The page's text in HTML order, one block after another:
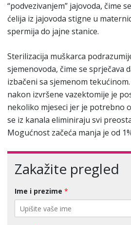
“podvezivanjem” jajovoda, čime
ćelija iz jajovoda stigne u
spermija do jajne stanice.
Sterilizacija muškarca
sjemenovoda, čime se sprječava
izbačeni sa sjemenom
nakon izvršene vazektomije je
nekoliko mjeseci jer je potrebno
se iz kanala eliminiraju svi
Mogućnost začeća manja je od
Zakažite pregled
Ime i prezime *